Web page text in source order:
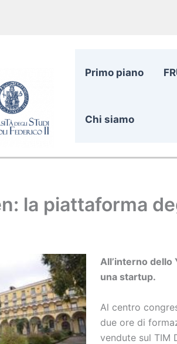
Primo piano
Chi siamo
la piattaforma
All’interno dello
una startup.
Al centro
due ore di
vendute sul TIM